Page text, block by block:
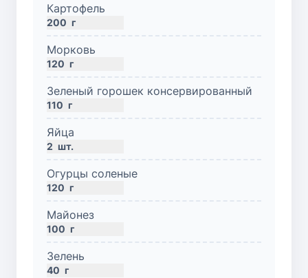
Картофель
200 г
Морковь
120 г
Зеленый горошек консервированный
110 г
Яйца
2 шт.
Огурцы соленые
120 г
Майонез
100 г
Зелень
40 г